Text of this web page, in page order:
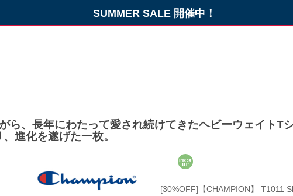
SUMMER SALE 開催中！
ら、長年にわたって愛され続けてきたヘビーウェイトT
進化を遂げた一枚。
[30%OFF]【CHAMPION】 T1011